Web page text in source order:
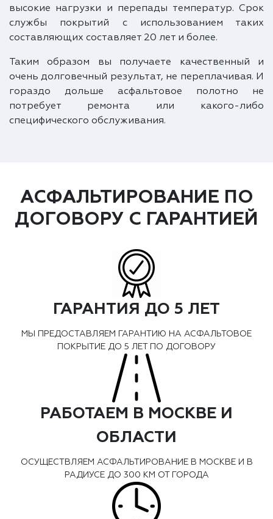
высокие нагрузки и перепады температур. Срок
службы покрытий с использованием таких
составляющих составляет 20 лет и более.
Таким образом вы получаете качественный и
очень долговечный результат, не переплачивая. И
гораздо дольше асфальтовое полотно не
потребует ремонта или какого-либо
специфического обслуживания.
АСФАЛЬТИРОВАНИЕ ПО
ДОГОВОРУ С ГАРАНТИЕЙ
ГАРАНТИЯ ДО 5 ЛЕТ
МЫ ПРЕДОСТАВЛЯЕМ ГАРАНТИЮ НА АСФАЛЬТОВОЕ
ПОКРЫТИЕ ДО 5 ЛЕТ ПО ДОГОВОРУ
РАБОТАЕМ В МОСКВЕ И
ОБЛАСТИ
ОСУЩЕСТВЛЯЕМ АСФАЛЬТИРОВАНИЕ В МОСКВЕ И В
РАДИУСЕ ДО 300 КМ ОТ ГОРОДА